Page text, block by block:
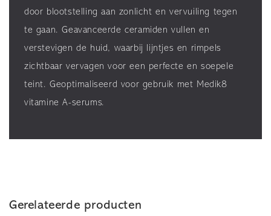
door blootstelling aan zonlicht en vervuiling tegen
te gaan. Geavanceerde ceramiden vullen en
verstevigen de huid, waarbij lijntjes en rimpels
zichtbaar vervagen voor een perfecte en soepele
teint. Geoptimaliseerd voor gebruik met Medik8
vitamine A-serums.
Gerelateerde producten